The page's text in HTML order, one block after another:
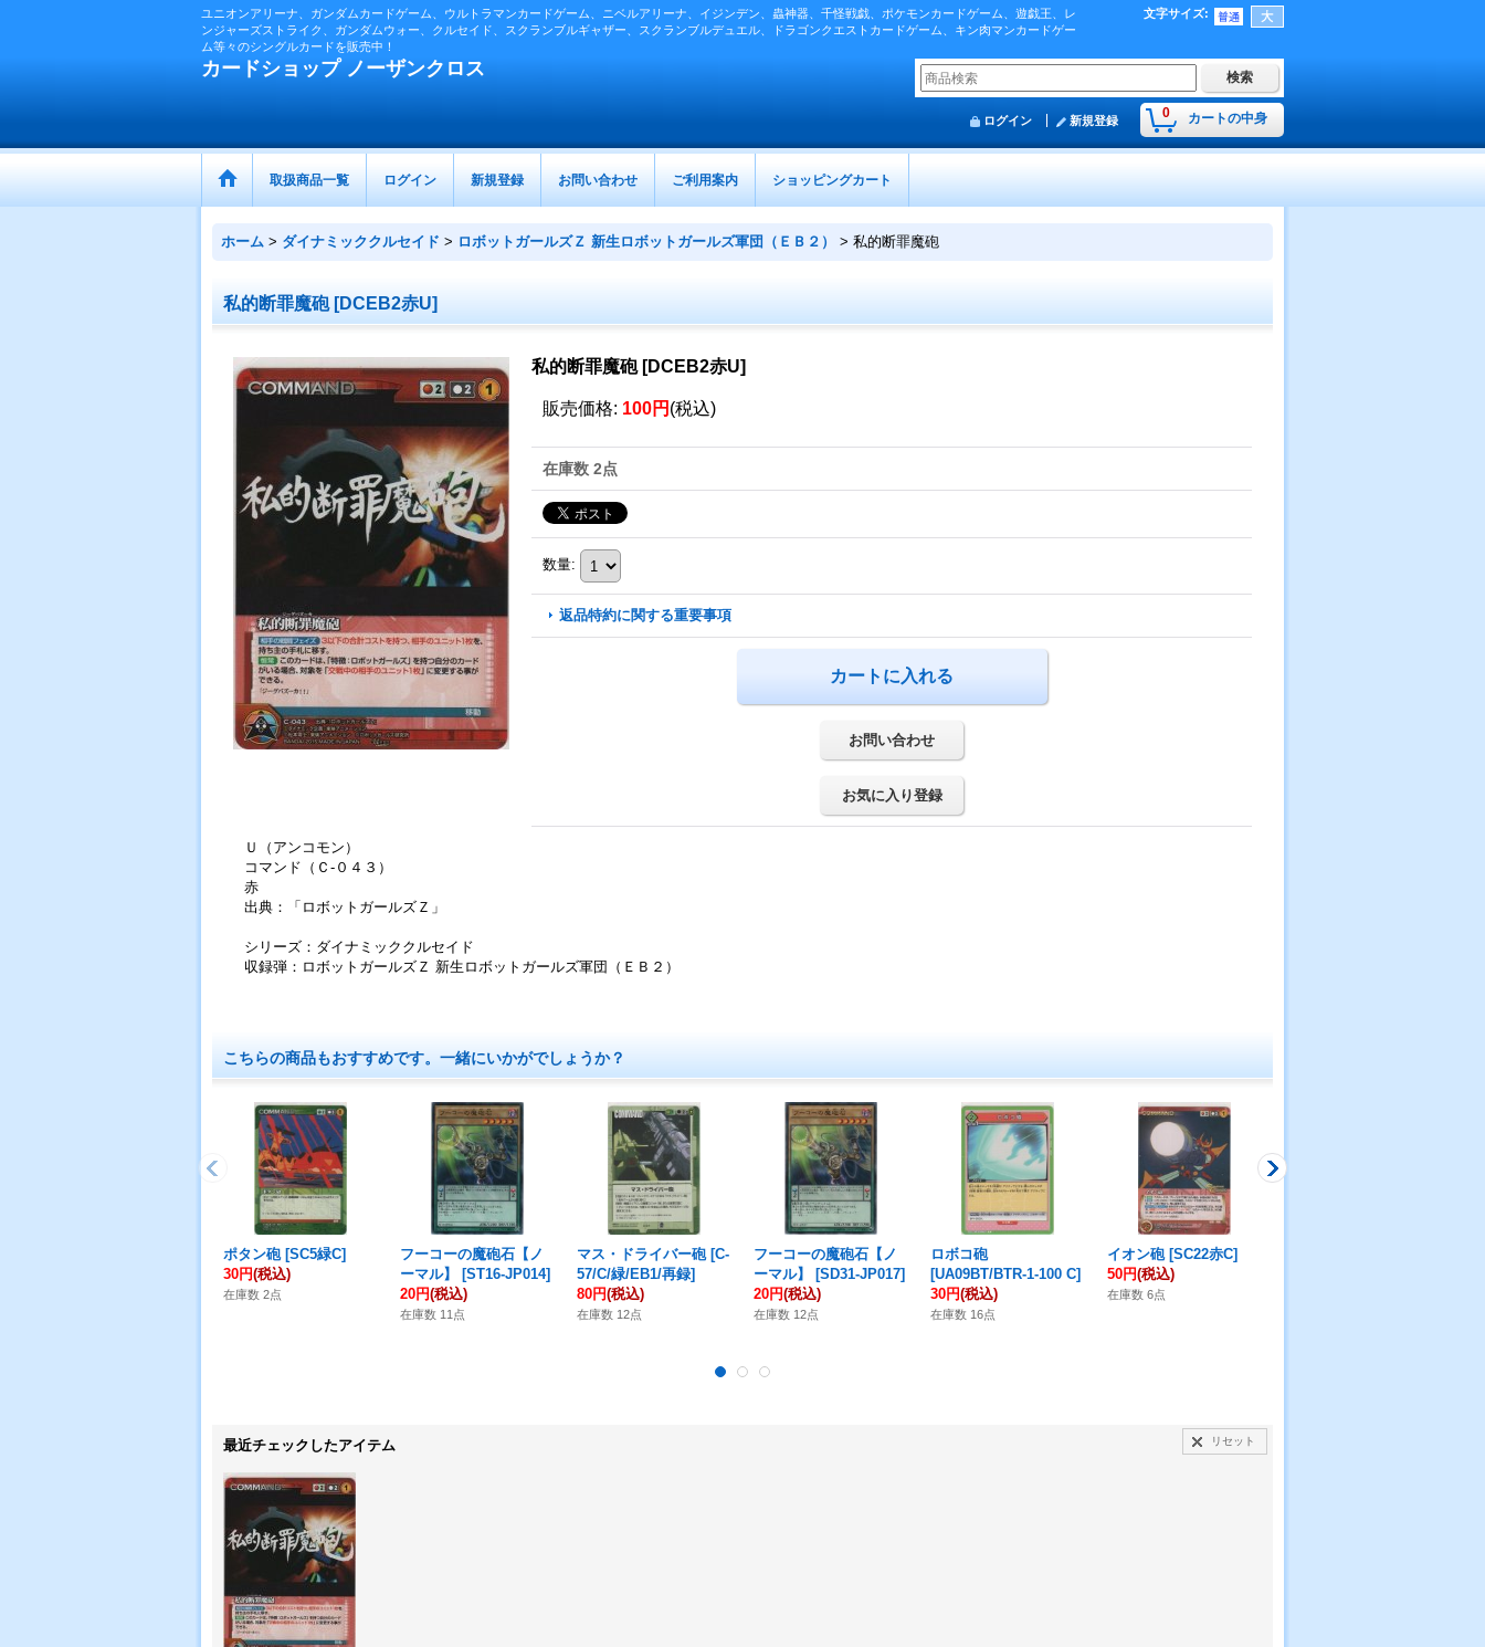
ユニオンアリーナ、ガンダムカードゲーム、ウルトラマンカードゲーム、ニベルアリーナ、イジンデン、蟲神器、千怪戦戯、ポケモンカードゲーム、遊戯王、レ
ンジャーズストライク、ガンダムウォー、クルセイド、スクランブルギャザー、スクランブルデュエル、ドラゴンクエストカードゲーム、キン肉マンカードゲー
ム等々のシングルカードを販売中！
文字サイズ:
カードショップ ノーザンクロス
0 カートの中身
ログイン 新規登録
取扱商品一覧 ログイン 新規登録 お問い合わせ ご利用案内 ショッピングカート
ホーム > ダイナミッククルセイド > ロボットガールズＺ 新生ロボットガールズ軍団（ＥＢ２） > 私的断罪魔砲
私的断罪魔砲 [DCEB2赤U]
私的断罪魔砲 [DCEB2赤U]
販売価格: 100円 (税込)
在庫数 2点
数量:
返品特約に関する重要事項
お問い合わせ
お気に入り登録
Ｕ（アンコモン）
コマンド（Ｃ-０４３）
赤
出典：「ロボットガールズＺ」
シリーズ：ダイナミッククルセイド
収録弾：ロボットガールズＺ 新生ロボットガールズ軍団（ＥＢ２）
こちらの商品もおすすめです。一緒にいかがでしょうか？
ポタン砲 [SC5緑C]
30円(税込)
在庫数 2点
フーコーの魔砲石【ノ
ーマル】
[ST16-JP014]
20円(税込)
在庫数 11点
マス・ドライバー砲 [C-
57/C/緑/EB1/再録]
80円(税込)
在庫数 12点
フーコーの魔砲石【ノ
ーマル】
[SD31-JP017]
20円(税込)
在庫数 12点
ロボコ砲
[UA09BT/BTR-1-100 C]
30円(税込)
在庫数 16点
イオン砲 [SC22赤C]
50円(税込)
在庫数 6点
最近チェックしたアイテム リセット